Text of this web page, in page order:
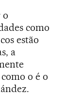
o
como
estão
a
o é o